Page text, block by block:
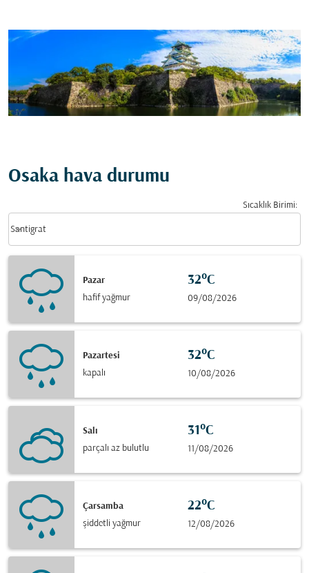
Osaka hava durumu
Sıcaklık Birimi:
Santigrat
keyboard_arrow_down
Pazar
hafif yağmur
32°C
09/08/2026
Pazartesi
kapalı
32°C
10/08/2026
Salı
parçalı az bulutlu
31°C
11/08/2026
Çarsamba
şiddetli yağmur
22°C
12/08/2026